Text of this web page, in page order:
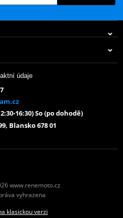
údaje
16:30) So (po dohodě)
Blansko 678 01
www.renemoto.cz
vyhrazena
klasickou verzi